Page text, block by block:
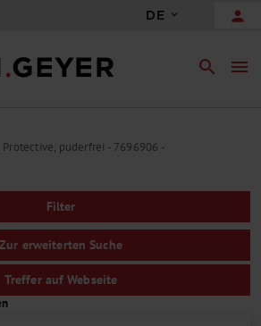
DE person
search menu
puderfrei - 7696906 -
Filter
Zur erweiterten Suche
Treffer auf Webseite